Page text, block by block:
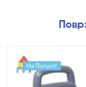
На Попуст!